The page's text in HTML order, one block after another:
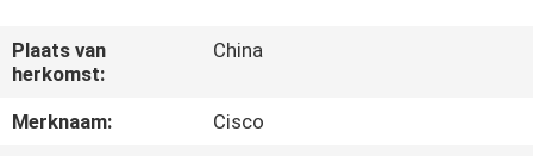
OVER
ONS
Plaats van
herkomst:
China
Merknaam:
Cisco